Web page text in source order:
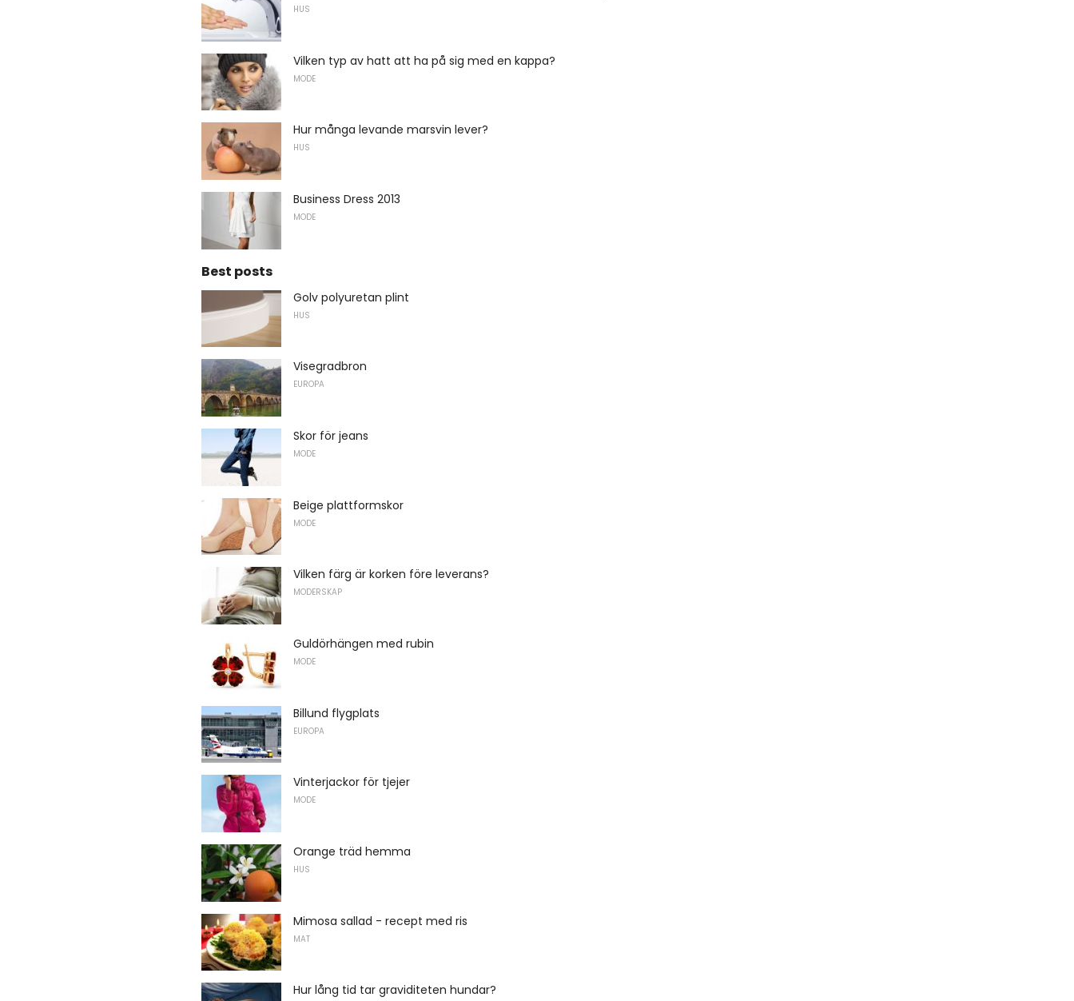
HUS
Vilken typ av hatt att ha på sig med en kappa?
MODE
Hur många levande marsvin lever?
HUS
Business Dress 2013
MODE
Best posts
Golv polyuretan plint
HUS
Visegradbron
EUROPA
Skor för jeans
MODE
Beige plattformskor
MODE
Vilken färg är korken före leverans?
MODERSKAP
Guldörhängen med rubin
MODE
Billund flygplats
EUROPA
Vinterjackor för tjejer
MODE
Orange träd hemma
HUS
Mimosa sallad - recept med ris
MAT
Hur lång tid tar graviditeten hundar?